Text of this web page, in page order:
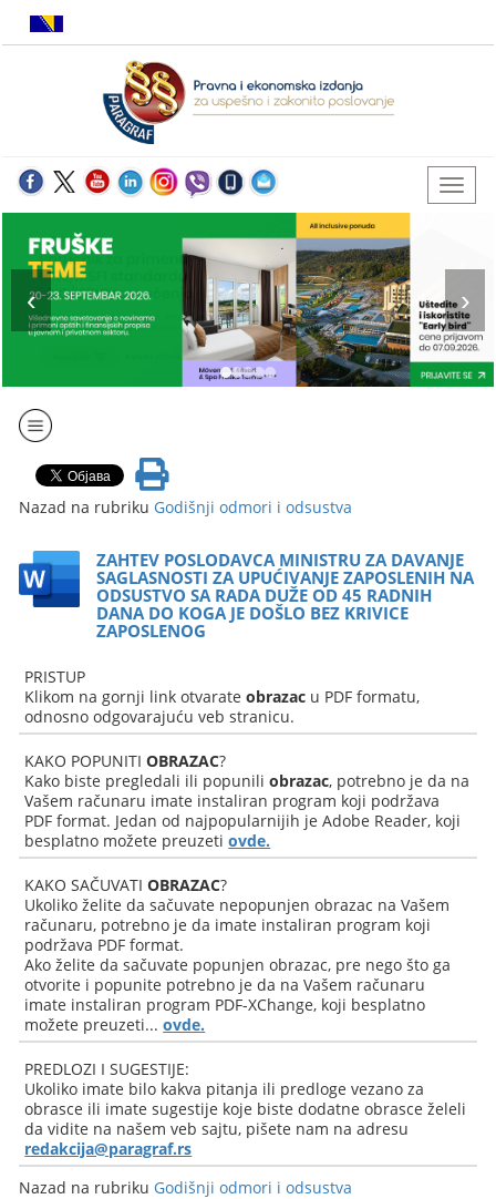
Nazad na rubriku Godišnji odmori i odsustva
ZAHTEV POSLODAVCA MINISTRU ZA DAVANJE
SAGLASNOSTI ZA UPUĆIVANJE ZAPOSLENIH NA
ODSUSTVO SA RADA DUŽE OD 45 RADNIH
DANA DO KOGA JE DOŠLO BEZ KRIVICE
ZAPOSLENOG
PRISTUP
Klikom na gornji link otvarateobrazac u PDF formatu,
odnosno odgovarajuću veb stranicu.
KAKO POPUNITIOBRAZAC?
Kako biste pregledali ili popuniliobrazac, potrebno je da na
Vašem računaru imate instaliran program koji podržava
PDF format. Jedan od najpopularnijih je Adobe Reader, koji
besplatno možete preuzetiovde.
KAKO SAČUVATIOBRAZAC?
Ukoliko želite da sačuvate nepopunjen obrazac na Vašem
računaru, potrebno je da imate instaliran program koji
podržava PDF format.
Ako želite da sačuvate popunjen obrazac, pre nego što ga
otvorite i popunite potrebno je da na Vašem računaru
imate instaliran program PDF-XChange, koji besplatno
možete preuzeti...ovde.
PREDLOZI I SUGESTIJE:
Ukoliko imate bilo kakva pitanja ili predloge vezano za
obrasce ili imate sugestije koje biste dodatne obrasce želeli
da vidite na našem veb sajtu, pišete nam na adresu
redakcija@paragraf.rs
Nazad na rubriku Godišnji odmori i odsustva